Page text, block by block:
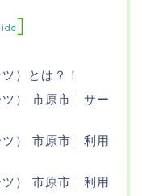
]
）とは？！
） 市原市｜サー
） 市原市｜利用
） 市原市｜利用